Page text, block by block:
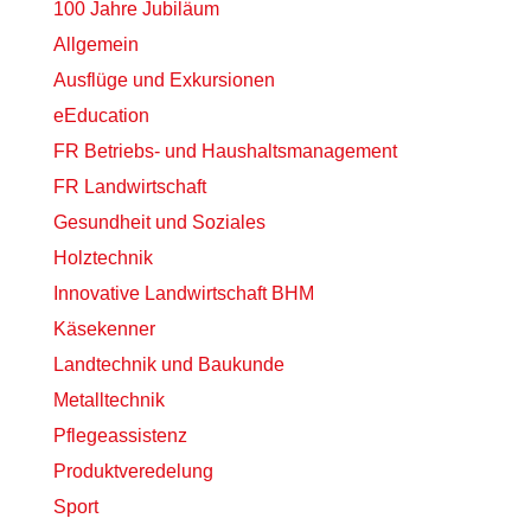
100 Jahre Jubiläum
Allgemein
Ausflüge und Exkursionen
eEducation
FR Betriebs- und Haushaltsmanagement
FR Landwirtschaft
Gesundheit und Soziales
Holztechnik
Innovative Landwirtschaft BHM
Käsekenner
Landtechnik und Baukunde
Metalltechnik
Pflegeassistenz
Produktveredelung
Sport